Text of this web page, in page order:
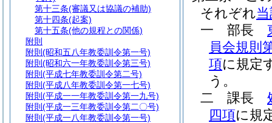
それぞれ
一
部長
員会規則
項に規定
う。
二
課長
四項に規
第十三条(審議又は協議の補助)
第十四条(起案)
第十五条(他の規程との関係)
附則
附則 (昭和五八年教委訓令第一号)
附則 (昭和六一年教委訓令第三号)
附則 (平成七年教委訓令第二号)
附則 (平成八年教委訓令第一七号)
附則 (平成一一年教委訓令第一九号)
附則 (平成一三年教委訓令第二〇号)
附則 (平成一八年教委訓令第一号)